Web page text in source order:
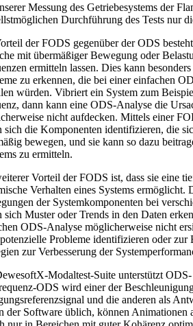
Messung des Getriebesystems der
Durchführung des Tests nur
der FODS gegenüber der ODS
mit übermäßiger Bewegung oder
ermitteln lassen. Dies kann
zu erkennen, die bei einer einfachen
würden. Vibriert ein System zum
dann kann eine ODS-Analyse die
nicht aufdecken. Mittels einer
sich die Komponenten identifizieren, die
bewegen, und sie kann so dazu
zu ermitteln.
Vorteil der FODS ist, dass sie eine
Verhalten eines Systems ermöglicht.
der Systemkomponenten bei
sich Muster oder Trends in den Daten
ODS-Analyse möglicherweise nicht
Probleme identifizieren oder
zur Verbesserung der
Modaltest-Suite unterstützt
ODS wird einer der
und die anderen als
der Software üblich, können Animationen